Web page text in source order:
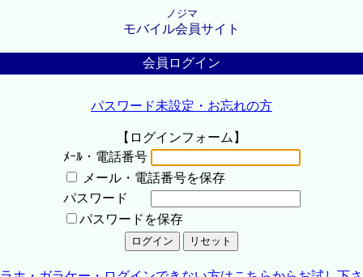
ノジマ
モバイル会員サイト
会員ログイン
パスワード未設定・お忘れの方
【ログインフォーム】
ﾒｰﾙ・電話番号
メール・電話番号を保存
パスワード
パスワードを保存